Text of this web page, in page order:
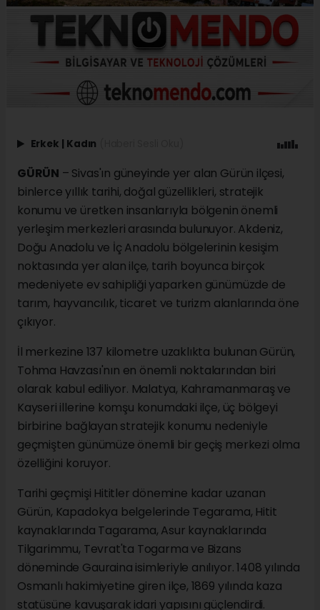
Erkek Kadın
GÜRÜN – Sivas'ın güneyinde yer alan Gürün ilçesi,
binlerce yıllık tarihi, doğal güzellikleri, stratejik
konumu ve üretken insanlarıyla bölgenin önemli
yerleşim merkezleri arasında bulunuyor. Akdeniz,
Doğu Anadolu ve İç Anadolu bölgelerinin kesişim
noktasında yer alan ilçe, tarih boyunca birçok
medeniyete ev sahipliği yaparken günümüzde de
tarım, hayvancılık, ticaret ve turizm alanlarında öne
çıkıyor.
İl merkezine 137 kilometre uzaklıkta bulunan Gürün,
Tohma Havzası'nın en önemli noktalarından biri
olarak kabul ediliyor. Malatya, Kahramanmaraş ve
Kayseri illerine komşu konumdaki ilçe, üç bölgeyi
birbirine bağlayan stratejik konumu nedeniyle
geçmişten günümüze önemli bir geçiş merkezi olma
özelliğini koruyor.
Tarihi geçmişi Hititler dönemine kadar uzanan
Gürün, Kapadokya belgelerinde Tegarama, Hitit
kaynaklarında Tagarama, Asur kaynaklarında
Tilgarimmu, Tevrat'ta Togarma ve Bizans
döneminde Gauraina isimleriyle anılıyor. 1408 yılında
Osmanlı hakimiyetine giren ilçe, 1869 yılında kaza
statüsüne kavuşarak idari yapısını güçlendirdi.